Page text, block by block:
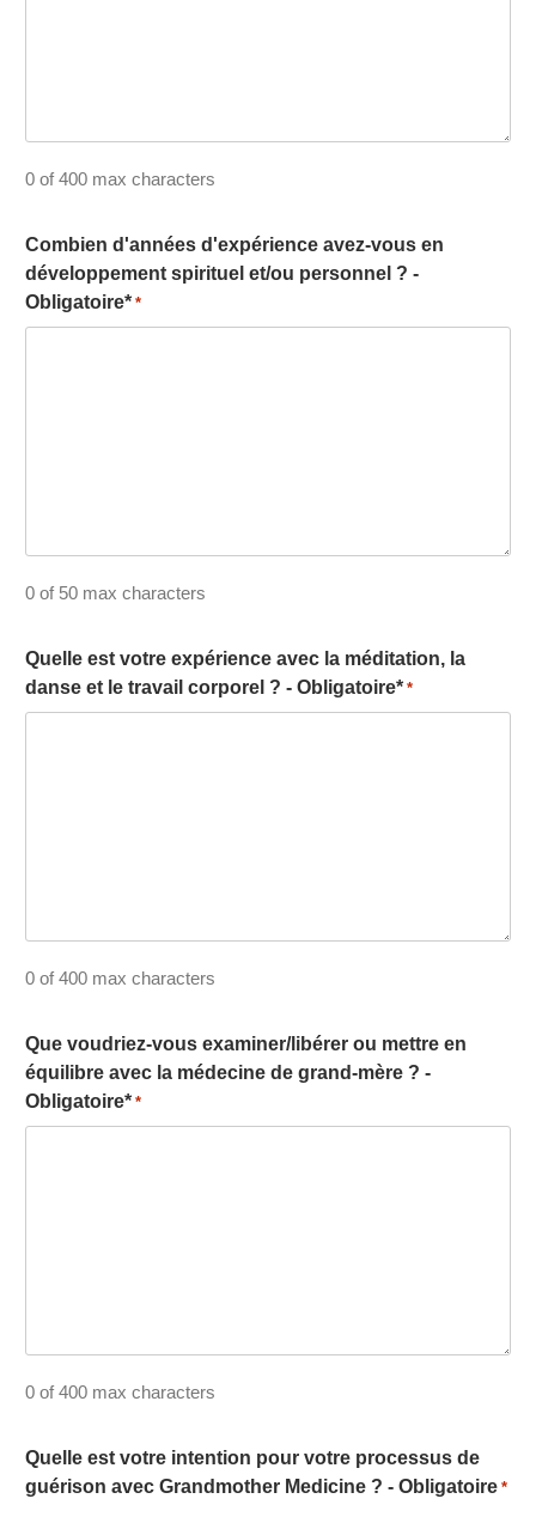
0 of 400 max characters
Combien d'années d'expérience avez-vous en
développement spirituel et/ou personnel ? -
Obligatoire* *
0 of 50 max characters
Quelle est votre expérience avec la méditation, la
danse et le travail corporel ? - Obligatoire* *
0 of 400 max characters
Que voudriez-vous examiner/libérer ou mettre en
équilibre avec la médecine de grand-mère ? -
Obligatoire* *
0 of 400 max characters
Quelle est votre intention pour votre processus de
guérison avec Grandmother Medicine ? - Obligatoire *